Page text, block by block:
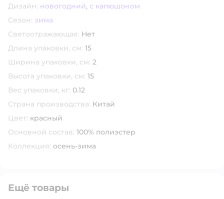
Дизайн: новогодний, с капюшоном
Сезон: зима
Светоотражающая: Нет
Длина упаковки, см: 15
Ширина упаковки, см: 2
Высота упаковки, см: 15
Вес упаковки, кг: 0.12
Страна производства: Китай
Цвет: красный
Основной состав: 100% полиэстер
Коллекция: осень-зима
Ещё товары